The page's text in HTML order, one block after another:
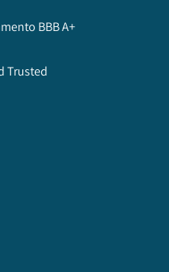
BBB A+
Trusted